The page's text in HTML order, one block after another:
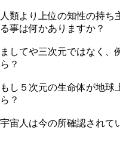
人類より上位の知性の持ち
る事は何かありますか？
ましてや三次元ではなく、
ら？
もし５次元の生命体が地球
ら？
宇宙人は今の所確認されて